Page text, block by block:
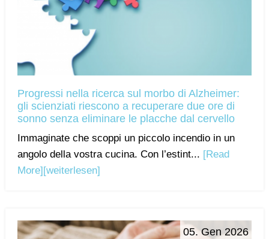
Progressi nella ricerca sul morbo di Alzheimer:
gli scienziati riescono a recuperare due ore di
sonno senza eliminare le placche dal cervello
Immaginate che scoppi un piccolo incendio in un
angolo della vostra cucina. Con l’estint... [Read
More] [weiterlesen]
05. Gen 2026